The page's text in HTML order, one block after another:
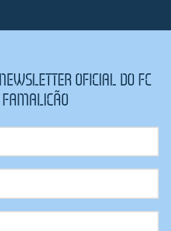
OFICIAL DO FC
FAMALICÃO